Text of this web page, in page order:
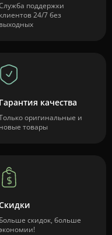
поддержки
клиентов 24/7 без
выходных
Гарантия качества
оригинальные и
новые товары
Больше скидок, больше